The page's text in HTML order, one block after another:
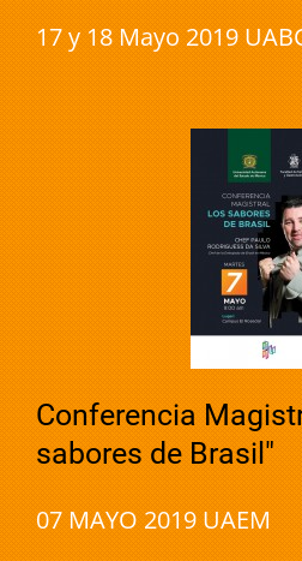
17 y 18 Mayo 2019
Conferencia
sabores de Brasil"
07 MAYO 2019 UAEM